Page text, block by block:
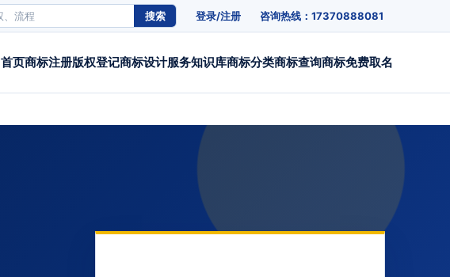
搜索 登录/注册 咨询热线：17370888081
首页商标注册版权登记商标设计服务知识库商标分类商标查询商标免费取名